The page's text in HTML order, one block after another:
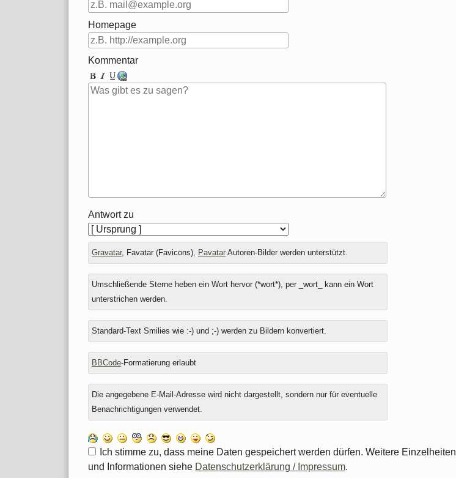
Homepage
Kommentar
Antwort zu
Gravatar, Favatar (Favicons), PavatarAutoren-Bilder werden unterstützt.
Umschließende Sterne heben ein Wort hervor (*wort*), per _wort_ kann ein Wort
unterstrichen werden.
Standard-Text Smilies wie :-) und ;-) werden zu Bildern konvertiert.
BBCode-Formatierung erlaubt
Die angegebene E-Mail-Adresse wird nicht dargestellt, sondern nur für eventuelle
Benachrichtigungen verwendet.
Ich stimme zu, dass meine Daten gespeichert werden dürfen. Weitere Einzelheiten
und Informationen siehe Datenschutzerklärung / Impressum.